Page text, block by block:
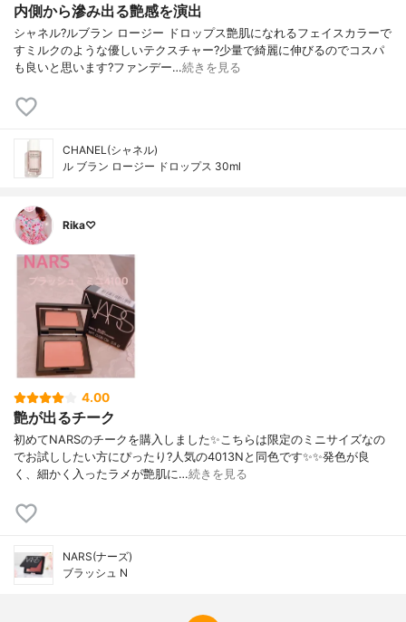
内側から滲み出る艶感を演出
シャネル?ルブラン ロージー ドロップス艶肌になれるフェイスカラーで
すミルクのような優しいテクスチャー?少量で綺麗に伸びるのでコスパ
も良いと思います?ファンデー…続きを見る
CHANEL(シャネル)
ル ブラン ロージー ドロップス 30ml
Rika♡
4.00
艶が出るチーク
初めてNARSのチークを購入しました✨こちらは限定のミニサイズなの
でお試ししたい方にぴったり?人気の4013Nと同色です✨✨発色が良
く、細かく入ったラメが艶肌に…続きを見る
NARS(ナーズ)
ブラッシュ N